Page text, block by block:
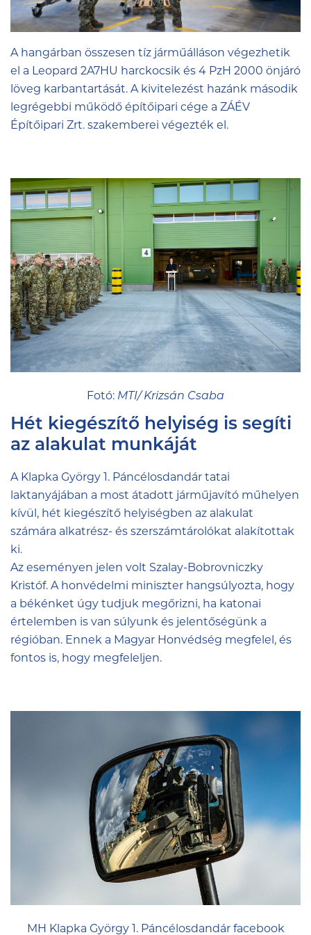
A hangárban összesen tíz járműálláson végezhetik
el a Leopard 2A7HU harckocsik és 4 PzH 2000 önjáró
löveg karbantartását. A kivitelezést hazánk második
legrégebbi működő építőipari cége a ZÁÉV
Építőipari Zrt. szakemberei végezték el.
Fotó: MTI/ Krizsán Csaba
Hét kiegészítő helyiség is segíti
az alakulat munkáját
A Klapka György 1. Páncélosdandár tatai
laktanyájában a most átadott járműjavító műhelyen
kívül, hét kiegészítő helyiségben az alakulat
számára alkatrész- és szerszámtárolókat alakítottak
ki.
Az eseményen jelen volt Szalay-Bobrovniczky
Kristóf. A honvédelmi miniszter hangsúlyozta, hogy
a békénket úgy tudjuk megőrizni, ha katonai
értelemben is van súlyunk és jelentőségünk a
régióban. Ennek a Magyar Honvédség megfelel, és
fontos is, hogy megfeleljen.
MH Klapka György 1. Páncélosdandár facebook